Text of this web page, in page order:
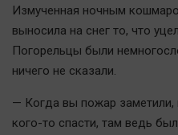
XX век: криминальные уроки
Банки
Медиаграмотность
Медицина
Измученная ночным
выносила на снег то, что
Погорельцы были
ничего не сказали.
— Когда вы пожар заметили,
кого-то спасти, там ведь